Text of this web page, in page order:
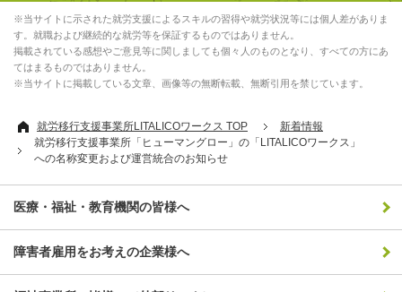
※当サイトに示された就労支援によるスキルの習得や就労状況等には個人差がありま
す。就職および継続的な就労等を保証するものではありません。
掲載されている感想やご意見等に関しましても個々人のものとなり、すべての方にあ
てはまるものではありません。
※当サイトに掲載している文章、画像等の無断転載、無断引用を禁じています。
就労移行支援事業所LITALICOワークス TOP
新着情報
就労移行支援事業所「ヒューマングロー」の「LITALICOワークス」
への名称変更および運営統合のお知らせ
医療・福祉・教育機関の皆様へ
障害者雇用をお考えの企業様へ